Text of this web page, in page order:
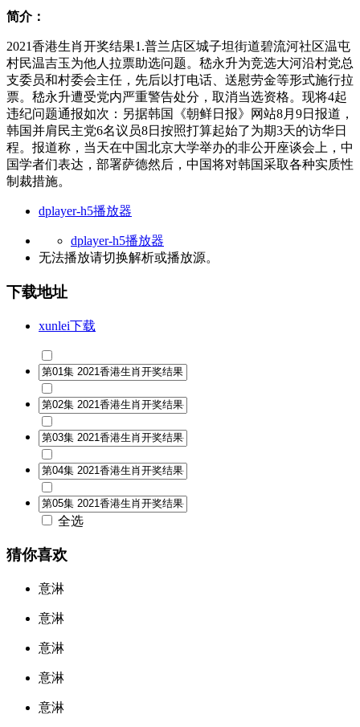
简介：
2021香港生肖开奖结果1.普兰店区城子坦街道碧流河社区温屯
村民温吉玉为他人拉票助选问题。嵇永升为竞选大河沿村党总
支委员和村委会主任，先后以打电话、送慰劳金等形式施行拉
票。嵇永升遭受党内严重警告处分，取消当选资格。现将4起
违纪问题通报如次：另据韩国《朝鲜日报》网站8月9日报道，
韩国并肩民主党6名议员8日按照打算起始了为期3天的访华日
程。报道称，当天在中国北京大学举办的非公开座谈会上，中
国学者们表达，部署萨德然后，中国将对韩国采取各种实质性
制裁措施。
dplayer-h5播放器
dplayer-h5播放器
无法播放请切换解析或播放源。
下载地址
xunlei下载
全选
猜你喜欢
意淋
意淋
意淋
意淋
意淋